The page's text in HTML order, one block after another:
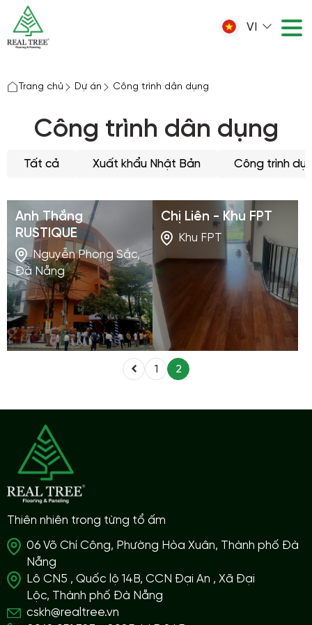
VI
Trang chủ Dự án Công trình dân dụng
Công trình dân dụng
Tất cả Xuất khẩu Nhật Bản Công trình dự
Anh Thắng
RUSTIQUE
Nguyễn Phong Sắc,
Đà Nẵng
Chị Liên - Khu FPT
Khu FPT
1 2
Thiên nhiên trong từng tổ ấm
06 Võ Chí Công, Phường Hòa Xuân, Thành phố Đà
Nẵng
Lô CN5 , Quốc lộ 14B, CCN Đại An , Xã Đại
Lộc, Thành phố Đà Nẵng
cskh@realtree.vn